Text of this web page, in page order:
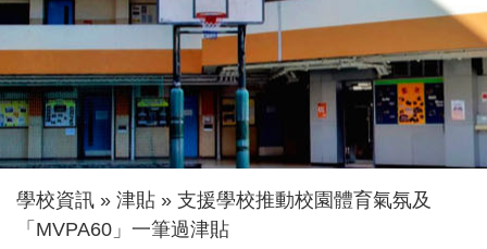
導
航
學校資訊 津貼
支援學校推動校園體育氣氛及
「MVPA60」一筆過津貼